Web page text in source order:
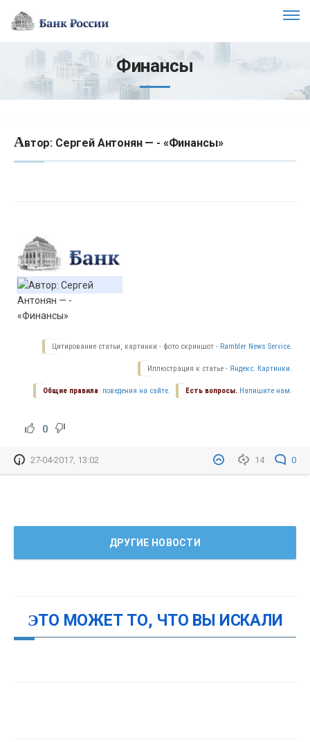
Финансы
Автор: Сергей Антонян — - «Финансы»
Цитирование статьи, картинки - фото скриншот - Rambler News Service.
Иллюстрация к статье - Яндекс. Картинки.
Есть вопросы. Напишите нам.
Общие правила поведения на сайте.
0
14 0
27-04-2017, 13:02
ДРУГИЕ НОВОСТИ
ЭТО МОЖЕТ ТО, ЧТО ВЫ ИСКАЛИ